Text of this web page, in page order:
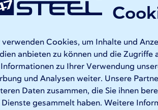
verwenden Cookies, um Inhalte und
anbieten zu können und die Zugriffe
zu Ihrer Verwendung
und Analysen weiter. Unsere
Daten zusammen, die Sie ihnen
gesammelt haben. Weitere